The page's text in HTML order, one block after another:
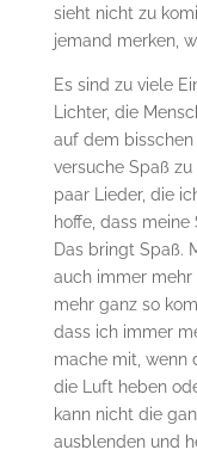
sieht nicht zu
jemand merken,
Es sind zu viele
Lichter, die
auf dem
versuche Spaß
paar Lieder, die
hoffe, dass
Das bringt Spaß.
auch immer mehr
mehr ganz so
dass ich immer
mache mit, wenn
die Luft heben
kann nicht die
ausblenden und